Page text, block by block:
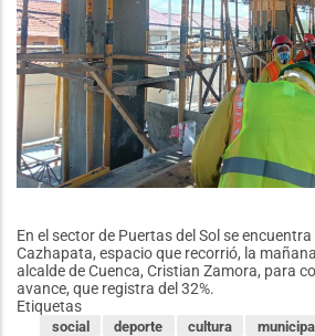
En el sector de Puertas del Sol se
Cazhapata, espacio que recorrió, la
alcalde de Cuenca, Cristian Zamora, para
avance, que registra del 32%.
Etiquetas
cultura
deporte
social